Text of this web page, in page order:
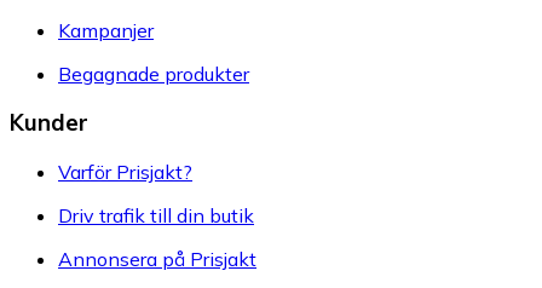
Kampanjer
Begagnade produkter
Kunder
Varför Prisjakt?
Driv trafik till din butik
Annonsera på Prisjakt